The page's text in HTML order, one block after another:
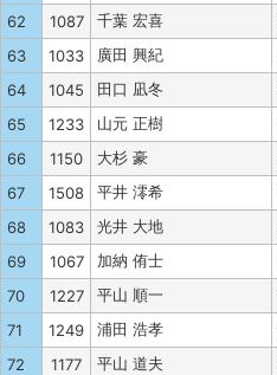
62
1087 千葉 宏喜
63
1033 廣田 興紀
64
1045 田口 凪冬
65
1233 山元 正樹
66
1150 大杉 豪
67
1508 平井 澪希
68
1083 光井 大地
69
1067 加納 侑士
70
1227 平山 順一
71
1249 浦田 浩孝
72
1177 平山 道夫